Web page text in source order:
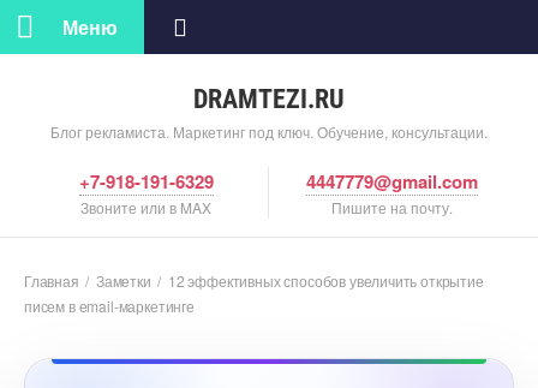
DRAMTEZI.RU
Блог рекламиста. Маркетинг под ключ. Обучение, консультации.
Меню
+7-918-191-6329
Звоните или в MAX
4447779@gmail.com
Пишите на почту.
Главная / Заметки / 12 эффективных способов увеличить открытие
писем в email-маркетинге